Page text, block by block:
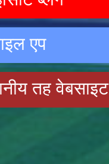
एप
तह वेबसाइट